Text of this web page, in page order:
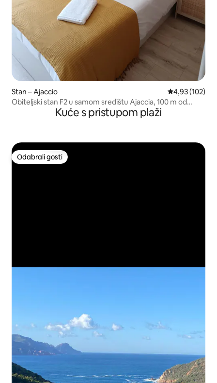
Stan – Ajaccio Prosječna
4,93 (102)
Obiteljski stan F2 u samom središtu Ajaccia, 100 m od
Kuće s pristupom plaži
Odabrali gosti
Odabrali gosti